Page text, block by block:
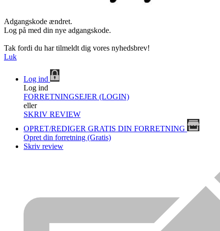
Adgangskode ændret.
Log på med din nye adgangskode.
Tak fordi du har tilmeldt dig vores nyhedsbrev!
Luk
Log ind
Log ind
FORRETNINGSEJER (LOGIN)
eller
SKRIV REVIEW
OPRET/REDIGER GRATIS DIN FORRETNING
Opret din forretning (Gratis)
Skriv review